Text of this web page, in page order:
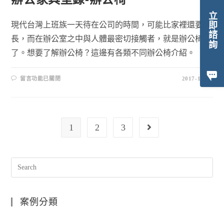
立即諮詢
現代台灣上班族一天待在公司的時間，可能比家裡還要
長，而在辦公室之中與人體最密切接觸者，就是辦公椅
了。想要了解辦公椅？這邊有各類不同辦公椅介紹。
留言功能已關閉 2017-10-30
1 2 3
案例分類